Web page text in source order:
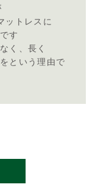
トレスに
す
く、長く
という理由で